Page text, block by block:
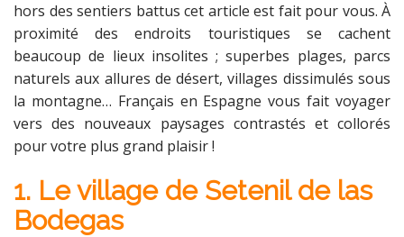
hors des sentiers battus cet article est fait pour vous. À
proximité des endroits touristiques se cachent
beaucoup de lieux insolites ; superbes plages, parcs
naturels aux allures de désert, villages dissimulés sous
la montagne… Français en Espagne vous fait voyager
vers des nouveaux paysages contrastés et collorés
pour votre plus grand plaisir !
1. Le village de Setenil de las
Bodegas